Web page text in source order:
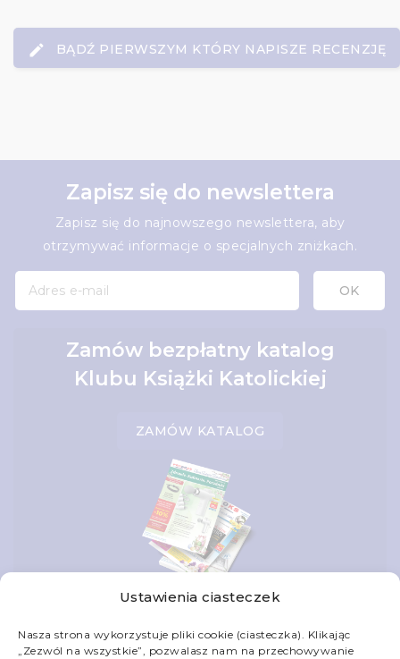
Ustawienia ciasteczek
Nasza strona wykorzystuje pliki cookie (ciasteczka). Klikając
„Zezwól na wszystkie”, pozwalasz nam na przechowywanie
BĄDŹ PIERWSZYM KTÓRY NAPISZE RECENZJĘ
Zapisz się do newslettera
Zapisz się do najnowszego newslettera, aby
otrzymywać informacje o specjalnych zniżkach.
Zamów bezpłatny katalog
Klubu Książki Katolickiej
ZAMÓW KATALOG